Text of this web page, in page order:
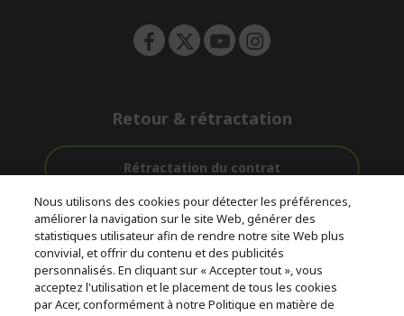
Retour & rétractation
Rétractation du contrat
Livraison
gratuite
Accompagnement
avant et après-
vente
Paiement
Sécurisé
© 2026 Acer Inc.
CPYou BV est le revendeur et marchand agréé pour les produits et
Nous utilisons des cookies pour détecter les préférences,
améliorer la navigation sur le site Web, générer des
statistiques utilisateur afin de rendre notre site Web plus
convivial, et offrir du contenu et des publicités
personnalisés. En cliquant sur « Accepter tout », vous
acceptez l'utilisation et le placement de tous les cookies
par Acer, conformément à notre Politique en matière de